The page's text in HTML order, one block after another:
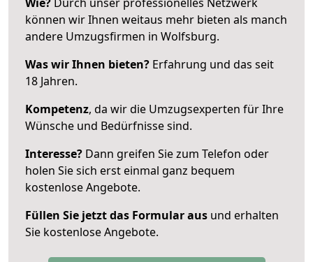
können wir Ihnen weitaus mehr bieten als manch
andere Umzugsfirmen in Wolfsburg.
Was wir Ihnen bieten? Erfahrung und das seit
18 Jahren.
Kompetenz, da wir die Umzugsexperten für Ihre
Wünsche und Bedürfnisse sind.
Interesse? Dann greifen Sie zum Telefon oder
holen Sie sich erst einmal ganz bequem
kostenlose Angebote.
Füllen Sie jetzt das Formular aus und erhalten
Sie kostenlose Angebote.